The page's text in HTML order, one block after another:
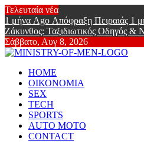
Skip
to
content
Τελευταία νέα
1 μήνα Ago Απόφραξη Πειραιάς 1
Ζάκυνθος: Ταξιδιωτικός Οδηγός &
Σάββατο, Αυγ 8, 2026
Online Lifestyle περιοδικό για Aνδρες
Primary
Menu
HOME
ΟΙΚΟΝΟΜΙΑ
SEX
TECH
SPORTS
AUTO MOTO
CONTACT